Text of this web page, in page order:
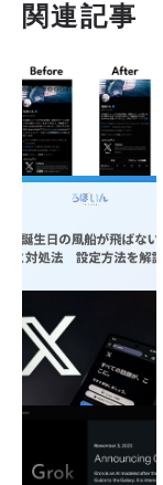
関連記事